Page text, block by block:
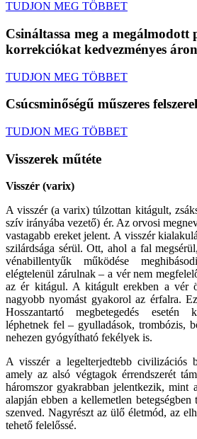
TUDJON MEG TÖBBET
Csináltassa meg a megálmodott
korrekciókat kedvezményes
TUDJON MEG TÖBBET
Csúcsminőségű műszeres
TUDJON MEG TÖBBET
Visszerek műtéte
Visszér (varix)
A visszér (a varix) túlzottan kitágult,
szív irányába vezető) ér. Az orvosi
vastagabb ereket jelent. A visszér
szilárdsága sérül. Ott, ahol a fal
vénabillentyűk működése
elégtelenül zárulnak – a vér nem
az ér kitágul. A kitágult erekben a vér
nagyobb nyomást gyakorol az érfalra.
Hosszantartó megbetegedés esetén
léphetnek fel – gyulladások, trombózis,
nehezen gyógyítható fekélyek is.
A visszér a legelterjedtebb civilizációs
amely az alsó végtagok érrendszerét
háromszor gyakrabban jelentkezik, mint
alapján ebben a kellemetlen
szenved. Nagyrészt az ülő életmód, az
tehető felelőssé.